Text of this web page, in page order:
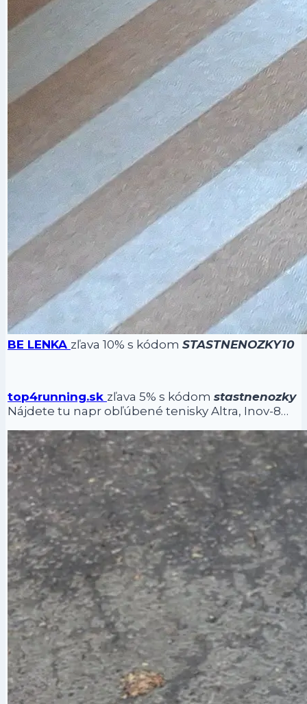
BE LENKA zľava 10% s kódom STASTNENOZKY10
top4running.sk zľava 5% s kódom stastnenozky
Nájdete tu napr obľúbené tenisky Altra, Inov-8…